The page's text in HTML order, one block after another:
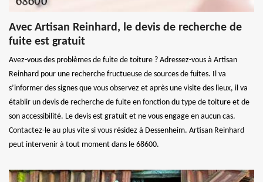
Avec Artisan Reinhard, le devis de recherche de
fuite est gratuit
Avez-vous des problèmes de fuite de toiture ? Adressez-vous à Artisan
Reinhard pour une recherche fructueuse de sources de fuites. Il va
s’informer des signes que vous observez et après une visite des lieux, il va
établir un devis de recherche de fuite en fonction du type de toiture et de
son accessibilité. Le devis est gratuit et ne vous engage en aucun cas.
Contactez-le au plus vite si vous résidez à Dessenheim. Artisan Reinhard
peut intervenir à tout moment dans le 68600.